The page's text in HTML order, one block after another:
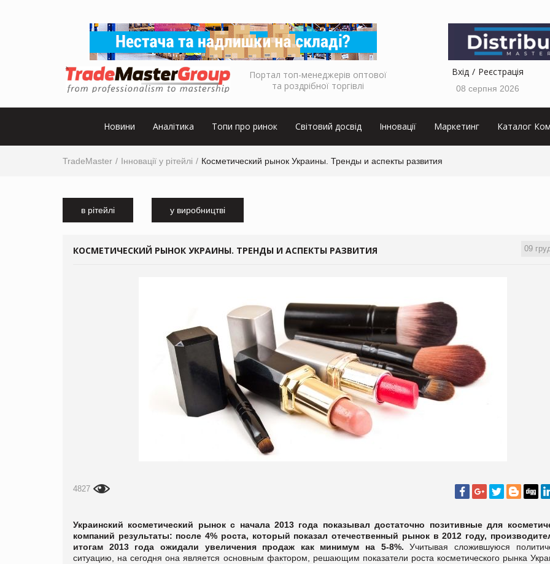
Портал топ-менеджерів оптової
та роздрібної торгівлі
Вхід Реєстрація
08 серпня 2026
Новини Аналітика Топи про ринок Світовий досвід Інновації Маркетинг Каталог
TradeMaster Інновації у рітейлі Косметический рынок Украины. Тренды и аспекты развития
в рітейлі у виробництві
09
КОСМЕТИЧЕСКИЙ РЫНОК УКРАИНЫ. ТРЕНДЫ И АСПЕКТЫ РАЗВИТИЯ
4827
Украинский косметический рынок с начала 2013 года показывал достаточно позитивные для
компаний результаты: после 4% роста, который показал отечественный рынок в 2012 году,
итогам 2013 года ожидали увеличения продаж как минимум на 5-8%. Учитывая сложившуюся
ситуацию, на сегодня она является основным фактором, решающим показатели роста косметического рынка